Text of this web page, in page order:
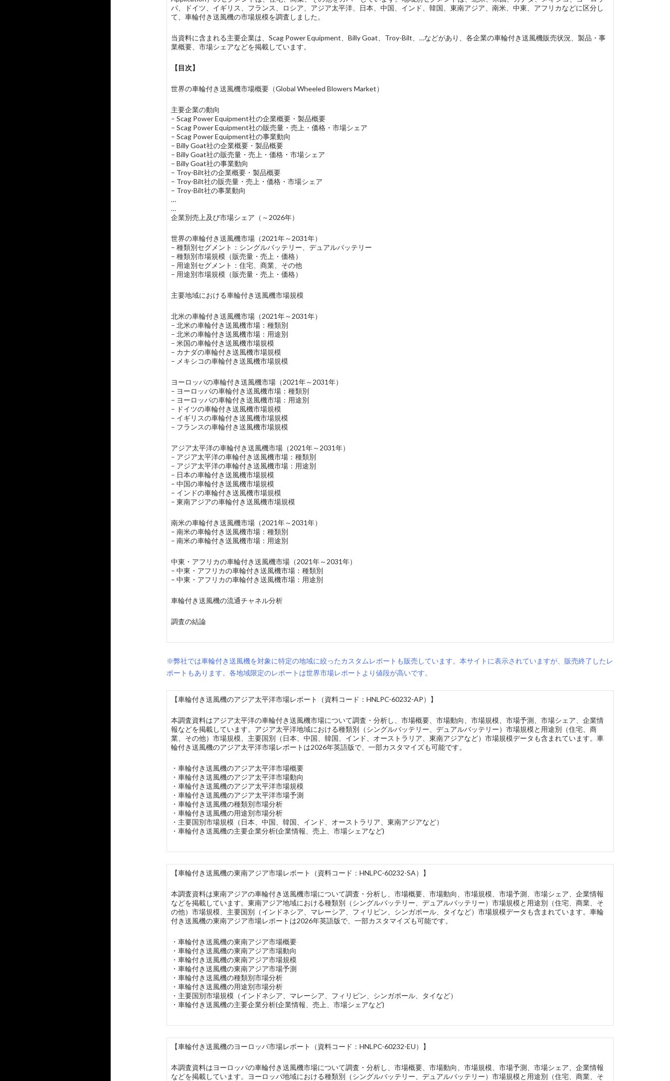
パ、ドイツ、イギリス、フランス、ロシア、アジア太平洋、日本、中国、インド、韓国、東南アジア、南米、中東、アフリカなどに区分し
て、車輪付き送風機の市場規模を調査しました。
当資料に含まれる主要企業は、Scag Power Equipment、Billy Goat、Troy-Bilt、…などがあり、各企業の車輪付き送風機販売状況、製品・事
業概要、市場シェアなどを掲載しています。
【目次】
世界の車輪付き送風機市場概要（Global Wheeled Blowers Market）
主要企業の動向
– Scag Power Equipment社の企業概要・製品概要
– Scag Power Equipment社の販売量・売上・価格・市場シェア
– Scag Power Equipment社の事業動向
– Billy Goat社の企業概要・製品概要
– Billy Goat社の販売量・売上・価格・市場シェア
– Billy Goat社の事業動向
– Troy-Bilt社の企業概要・製品概要
– Troy-Bilt社の販売量・売上・価格・市場シェア
– Troy-Bilt社の事業動向
…
…
企業別売上及び市場シェア（～2026年）
世界の車輪付き送風機市場（2021年～2031年）
– 種類別セグメント：シングルバッテリー、デュアルバッテリー
– 種類別市場規模（販売量・売上・価格）
– 用途別セグメント：住宅、商業、その他
– 用途別市場規模（販売量・売上・価格）
主要地域における車輪付き送風機市場規模
北米の車輪付き送風機市場（2021年～2031年）
– 北米の車輪付き送風機市場：種類別
– 北米の車輪付き送風機市場：用途別
– 米国の車輪付き送風機市場規模
– カナダの車輪付き送風機市場規模
– メキシコの車輪付き送風機市場規模
ヨーロッパの車輪付き送風機市場（2021年～2031年）
– ヨーロッパの車輪付き送風機市場：種類別
– ヨーロッパの車輪付き送風機市場：用途別
– ドイツの車輪付き送風機市場規模
– イギリスの車輪付き送風機市場規模
– フランスの車輪付き送風機市場規模
アジア太平洋の車輪付き送風機市場（2021年～2031年）
– アジア太平洋の車輪付き送風機市場：種類別
– アジア太平洋の車輪付き送風機市場：用途別
– 日本の車輪付き送風機市場規模
– 中国の車輪付き送風機市場規模
– インドの車輪付き送風機市場規模
– 東南アジアの車輪付き送風機市場規模
南米の車輪付き送風機市場（2021年～2031年）
– 南米の車輪付き送風機市場：種類別
– 南米の車輪付き送風機市場：用途別
中東・アフリカの車輪付き送風機市場（2021年～2031年）
– 中東・アフリカの車輪付き送風機市場：種類別
– 中東・アフリカの車輪付き送風機市場：用途別
車輪付き送風機の流通チャネル分析
調査の結論
※弊社では車輪付き送風機を対象に特定の地域に絞ったカスタムレポートも販売しています。本サイトに表示されていますが、販売終了したレ
ポートもあります。各地域限定のレポートは世界市場レポートより値段が高いです。
【車輪付き送風機のアジア太平洋市場レポート（資料コード：HNLPC-60232-AP）】
本調査資料はアジア太平洋の車輪付き送風機市場について調査・分析し、市場概要、市場動向、市場規模、市場予測、市場シェア、企業情
報などを掲載しています。アジア太平洋地域における種類別（シングルバッテリー、デュアルバッテリー）市場規模と用途別（住宅、商
業、その他）市場規模、主要国別（日本、中国、韓国、インド、オーストラリア、東南アジアなど）市場規模データも含まれています。車
輪付き送風機のアジア太平洋市場レポートは2026年英語版で、一部カスタマイズも可能です。
・車輪付き送風機のアジア太平洋市場概要
・車輪付き送風機のアジア太平洋市場動向
・車輪付き送風機のアジア太平洋市場規模
・車輪付き送風機のアジア太平洋市場予測
・車輪付き送風機の種類別市場分析
・車輪付き送風機の用途別市場分析
・主要国別市場規模（日本、中国、韓国、インド、オーストラリア、東南アジアなど）
・車輪付き送風機の主要企業分析(企業情報、売上、市場シェアなど)
【車輪付き送風機の東南アジア市場レポート（資料コード：HNLPC-60232-SA）】
本調査資料は東南アジアの車輪付き送風機市場について調査・分析し、市場概要、市場動向、市場規模、市場予測、市場シェア、企業情報
などを掲載しています。東南アジア地域における種類別（シングルバッテリー、デュアルバッテリー）市場規模と用途別（住宅、商業、そ
の他）市場規模、主要国別（インドネシア、マレーシア、フィリピン、シンガポール、タイなど）市場規模データも含まれています。車輪
付き送風機の東南アジア市場レポートは2026年英語版で、一部カスタマイズも可能です。
・車輪付き送風機の東南アジア市場概要
・車輪付き送風機の東南アジア市場動向
・車輪付き送風機の東南アジア市場規模
・車輪付き送風機の東南アジア市場予測
・車輪付き送風機の種類別市場分析
・車輪付き送風機の用途別市場分析
・主要国別市場規模（インドネシア、マレーシア、フィリピン、シンガポール、タイなど）
・車輪付き送風機の主要企業分析(企業情報、売上、市場シェアなど)
【車輪付き送風機のヨーロッパ市場レポート（資料コード：HNLPC-60232-EU）】
本調査資料はヨーロッパの車輪付き送風機市場について調査・分析し、市場概要、市場動向、市場規模、市場予測、市場シェア、企業情報
などを掲載しています。ヨーロッパ地域における種類別（シングルバッテリー、デュアルバッテリー）市場規模と用途別（住宅、商業、そ